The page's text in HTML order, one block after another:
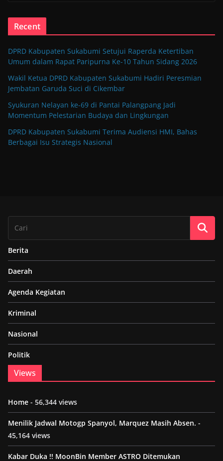
Recent
DPRD Kabupaten Sukabumi Setujui Raperda Ketertiban
Umum dalam Rapat Paripurna Ke-10 Tahun Sidang 2026
Wakil Ketua DPRD Kabupaten Sukabumi Hadiri Peresmian
Jembatan Garuda Suci di Cikembar
Syukuran Nelayan ke-69 di Pantai Palangpang Jadi
Momentum Pelestarian Budaya dan Lingkungan
DPRD Kabupaten Sukabumi Terima Audiensi HMI, Bahas
Berbagai Isu Strategis Nasional
Berita
Daerah
Agenda Kegiatan
Kriminal
Nasional
Politik
Views
Home - 56,344 views
Menilik Jadwal Motogp Spanyol, Marquez Masih Absen. -
45,164 views
Kabar Duka !! MoonBin Member ASTRO Ditemukan